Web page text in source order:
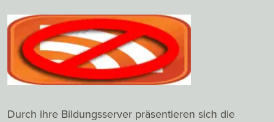
Durch ihre Bildungsserver präsentieren sich die